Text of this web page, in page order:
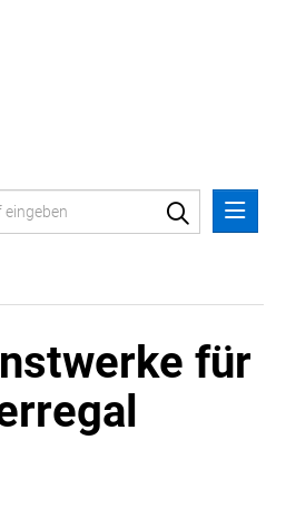
für